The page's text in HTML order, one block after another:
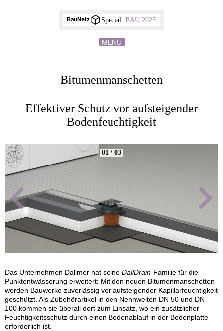
MENÜ
Special BAU 2025
Bitumenmanschetten
Effektiver Schutz vor aufsteigender
Bodenfeuchtigkeit
01 / 03
Das Unternehmen Dallmer hat seine DallDrain-Familie für die
Punktentwässerung erweitert: Mit den neuen Bitumenmanschetten
werden Bauwerke zuverlässig vor aufsteigender Kapillarfeuchtigkeit
geschützt. Als Zubehörartikel in den Nennweiten DN 50 und DN
100 kommen sie überall dort zum Einsatz, wo ein zusätzlicher
Feuchtigkeitsschutz durch einen Bodenablauf in der Bodenplatte
erforderlich ist.